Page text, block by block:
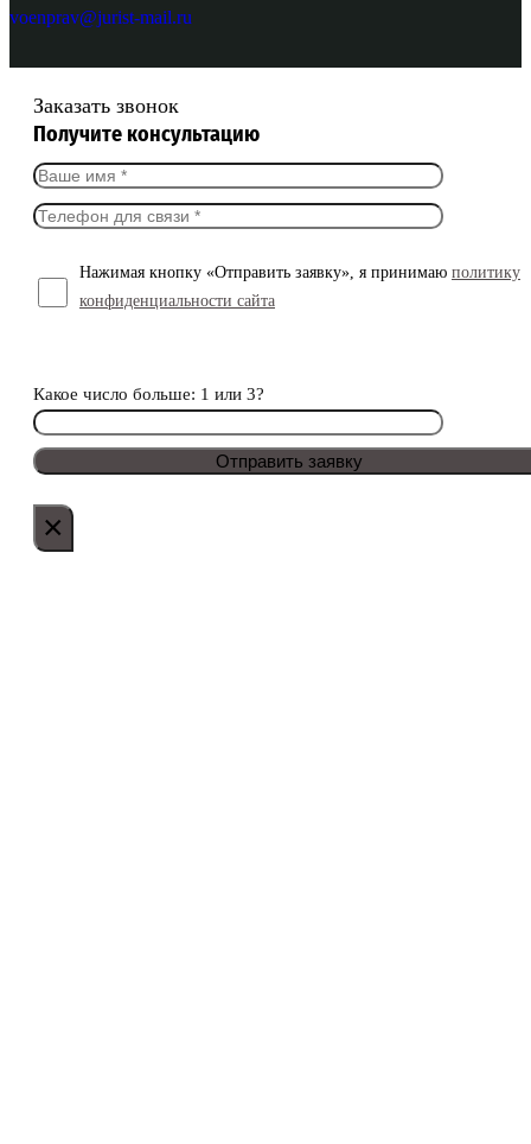
voenprav@jurist-mail.ru
Заказать звонок
Получите консультацию
Нажимая кнопку «Отправить заявку», я принимаю политику
конфиденциальности сайта
Какое число больше: 1 или 3?
×